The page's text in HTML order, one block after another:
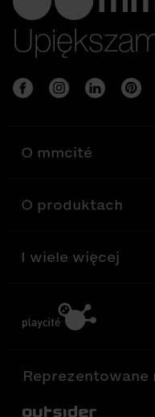
O mmcité
O produktach
I wiele więcej
Reprezentowane
Out-Sider